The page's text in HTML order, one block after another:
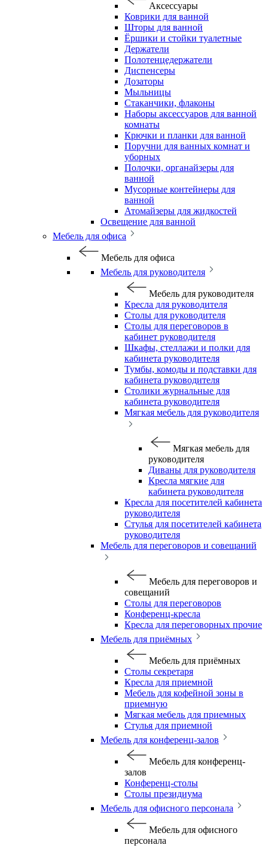
Аксессуары
Коврики для ванной
Шторы для ванной
Ёршики и стойки туалетные
Держатели
Полотенцедержатели
Диспенсеры
Дозаторы
Мыльницы
Стаканчики, флаконы
Наборы аксессуаров для ванной
комнаты
Крючки и планки для ванной
Поручни для ванных комнат и
уборных
Полочки, органайзеры для
ванной
Мусорные контейнеры для
ванной
Атомайзеры для жидкостей
Освещение для ванной
Мебель для офиса
Мебель для офиса
Мебель для руководителя
Мебель для руководителя
Кресла для руководителя
Столы для руководителя
Столы для переговоров в
кабинет руководителя
Шкафы, стеллажи и полки для
кабинета руководителя
Тумбы, комоды и подставки для
кабинета руководителя
Столики журнальные для
кабинета руководителя
Мягкая мебель для руководителя
Мягкая мебель для
руководителя
Диваны для руководителя
Кресла мягкие для
кабинета руководителя
Кресла для посетителей кабинета
руководителя
Стулья для посетителей кабинета
руководителя
Мебель для переговоров и совещаний
Мебель для переговоров и
совещаний
Столы для переговоров
Конференц-кресла
Кресла для переговорных прочие
Мебель для приёмных
Мебель для приёмных
Столы секретаря
Кресла для приемной
Мебель для кофейной зоны в
приемную
Мягкая мебель для приемных
Стулья для приемной
Мебель для конференц-залов
Мебель для конференц-
залов
Конференц-столы
Столы президиума
Мебель для офисного персонала
Мебель для офисного
персонала